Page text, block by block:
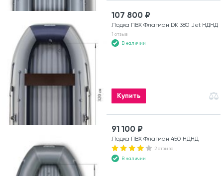
107 800 ₽
Лодка ПВХ Флагман DK 380 Jet НДНД
1 отзыв
В наличии
Купить
91 100 ₽
Лодка ПВХ Флагман 450 НДНД
2 отзыва
В наличии